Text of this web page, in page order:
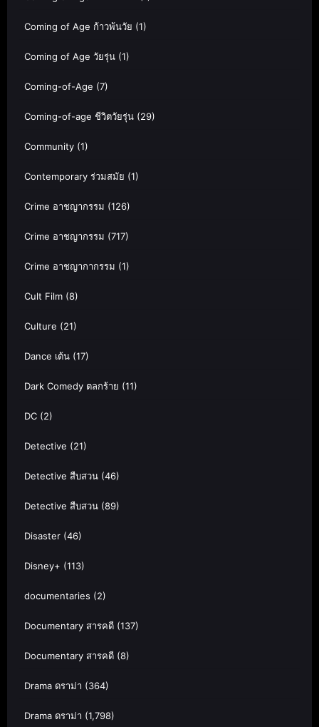
Coming of Age ก้าวพ้นวัย (1)
Coming of Age วัยรุ่น (1)
Coming-of-Age (7)
Coming-of-age ชีวิตวัยรุ่น (29)
Community (1)
Contemporary ร่วมสมัย (1)
Crime อาชญากรรม (126)
Crime อาชญากรรม (717)
Crime อาชญากากรรม (1)
Cult Film (8)
Culture (21)
Dance เต้น (17)
Dark Comedy ตลกร้าย (11)
DC (2)
Detective (21)
Detective สืบสวน (46)
Detective สืบสวน (89)
Disaster (46)
Disney+ (113)
documentaries (2)
Documentary สารคดี (137)
Documentary สารคดี (8)
Drama ดราม่า (364)
Drama ดราม่า (1,798)